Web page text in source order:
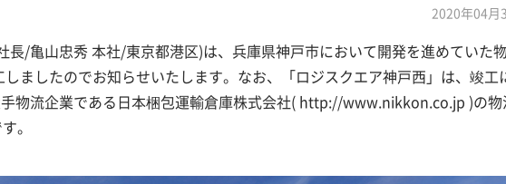
2020年04月
長/亀山忠秀 本社/東京都港区)は、兵庫県神戸市において開発を進めていた
ましたのでお知らせいたします。なお、「ロジスクエア神戸西」は、竣工
物流企業である日本梱包運輸倉庫株式会社( http://www.nikkon.co.jp )の
。